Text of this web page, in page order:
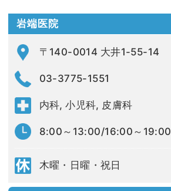
岩端医院
〒140-0014 大井1-55-14
03-3775-1551
内科, 小児科, 皮膚科
8:00～13:00/16:00～19:00
木曜・日曜・祝日